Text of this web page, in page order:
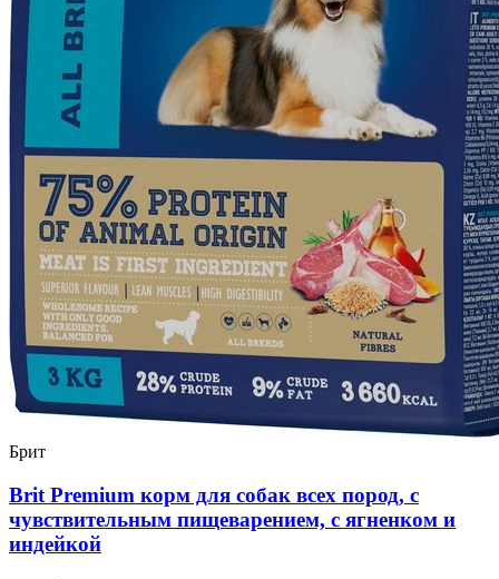
Брит
Brit Premium корм для собак всех пород, с
чувствительным пищеварением, с ягненком и
индейкой